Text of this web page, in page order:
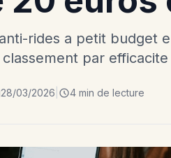
rides a petit budget
par
28/03/2026 4 min de lecture